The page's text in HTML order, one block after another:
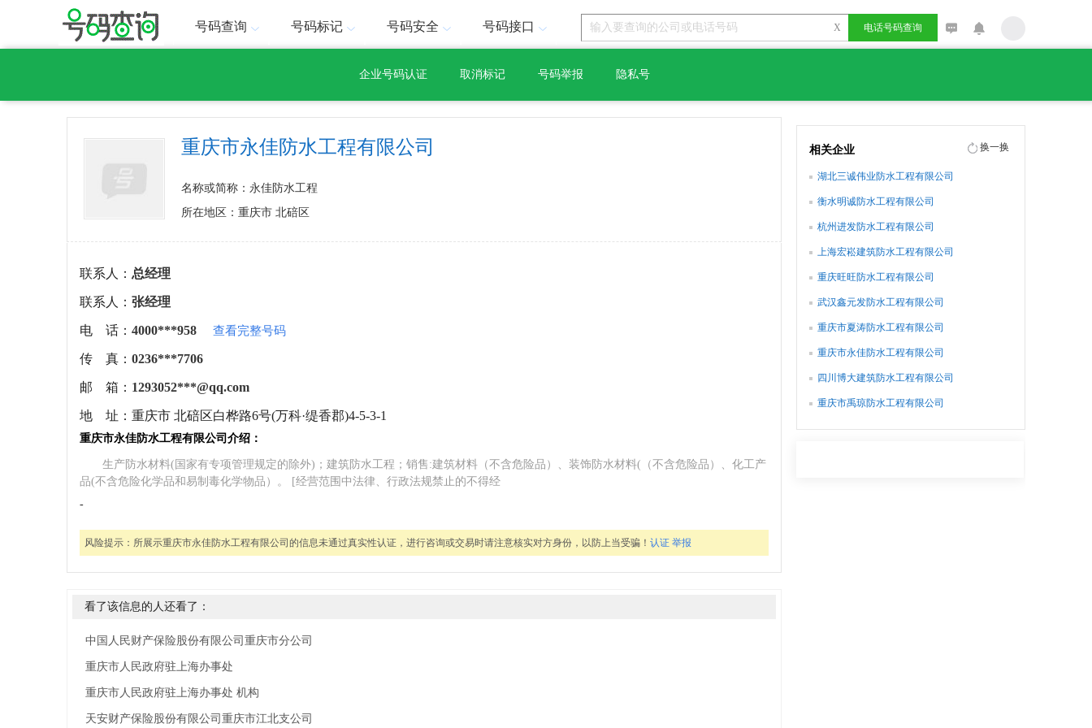
号码查询 号码标记 号码安全 号码接口 X 电话号码查询
企业号码认证 取消标记 号码举报 隐私号
重庆市永佳防水工程有限公司
名称或简称：永佳防水工程
所在地区：重庆市 北碚区
联系人： 总经理
联系人： 张经理
电 话： 4000***958 查看完整号码
传 真： 0236***7706
邮 箱： 1293052***@qq.com
地 址： 重庆市 北碚区白桦路6号(万科·缇香郡)4-5-3-1
重庆市永佳防水工程有限公司介绍：
生产防水材料(国家有专项管理规定的除外)；建筑防水工程；销售:建筑材料（不含危险品）、装饰防水材料(（不含危险品）、化工产
品(不含危险化学品和易制毒化学物品）。 [经营范围中法律、行政法规禁止的不得经
-
风险提示： 所展示重庆市永佳防水工程有限公司的信息未通过真实性认证，进行咨询或交易时请注意核实对方身份，以防上当受骗！ 认证 举报
看了该信息的人还看了：
中国人民财产保险股份有限公司重庆市分公司
重庆市人民政府驻上海办事处
重庆市人民政府驻上海办事处 机构
天安财产保险股份有限公司重庆市江北支公司
相关企业 换一换
湖北三诚伟业防水工程有限公司
衡水明诚防水工程有限公司
杭州进发防水工程有限公司
上海宏崧建筑防水工程有限公司
重庆旺旺防水工程有限公司
武汉鑫元发防水工程有限公司
重庆市夏涛防水工程有限公司
重庆市永佳防水工程有限公司
四川博大建筑防水工程有限公司
重庆市禹琼防水工程有限公司